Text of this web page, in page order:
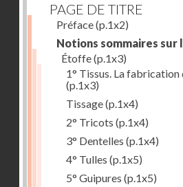
PAGE DE TITRE
Préface(p.1x2)
Notions sommaires
Étoffe(p.1x3)
1° Tissus. La
(p.1x3)
Tissage(p.1x4)
2° Tricots (p.1x4)
3° Dentelles (p.1x4)
4° Tulles (p.1x5)
5° Guipures (p.1x5)